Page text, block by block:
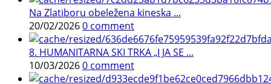
Na Zlatiboru obeležena kineska ...
20/02/20260 comment
8. HUMANITARNA SKI TRKA „I JA SE ...
10/03/20260 comment